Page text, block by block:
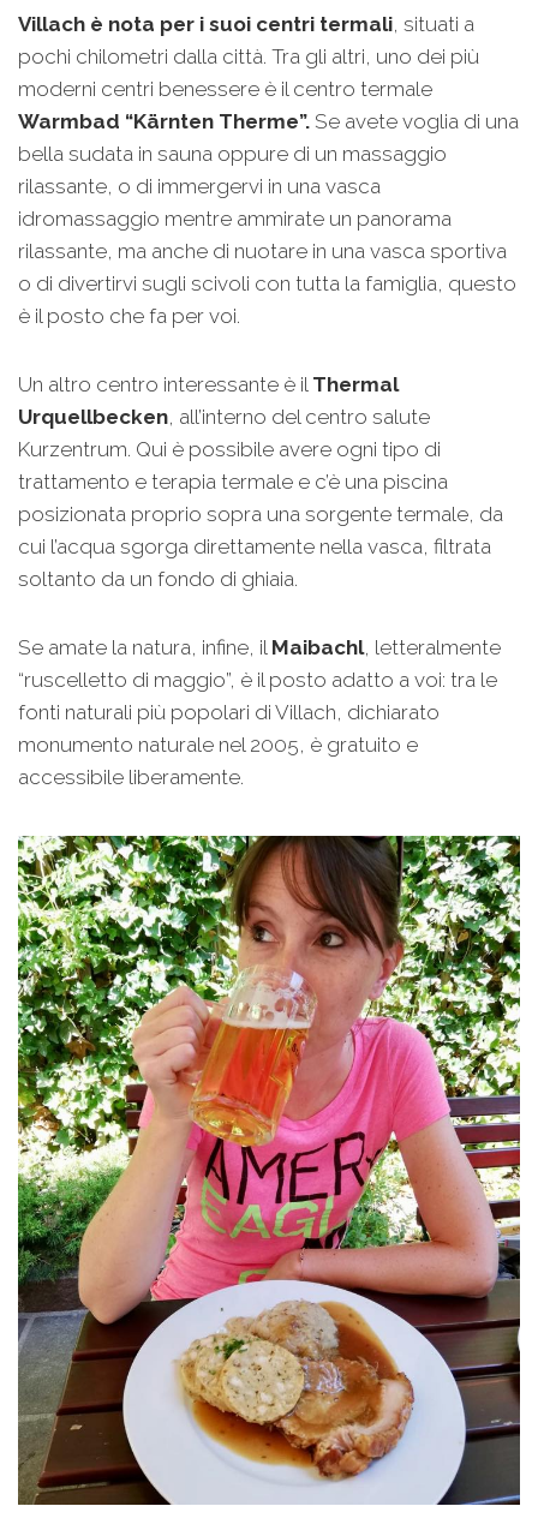
Villach è nota per i suoi centri termali, situati a
pochi chilometri dalla città. Tra gli altri, uno dei più
moderni centri benessere è il centro termale
Warmbad “Kärnten Therme”. Se avete voglia di una
bella sudata in sauna oppure di un massaggio
rilassante, o di immergervi in una vasca
idromassaggio mentre ammirate un panorama
rilassante, ma anche di nuotare in una vasca sportiva
o di divertirvi sugli scivoli con tutta la famiglia, questo
è il posto che fa per voi.
Un altro centro interessante è il Thermal
Urquellbecken, all’interno del centro salute
Kurzentrum. Qui è possibile avere ogni tipo di
trattamento e terapia termale e c’è una piscina
posizionata proprio sopra una sorgente termale, da
cui l’acqua sgorga direttamente nella vasca, filtrata
soltanto da un fondo di ghiaia.
Se amate la natura, infine, il Maibachl, letteralmente
“ruscelletto di maggio”, è il posto adatto a voi: tra le
fonti naturali più popolari di Villach, dichiarato
monumento naturale nel 2005, è gratuito e
accessibile liberamente.